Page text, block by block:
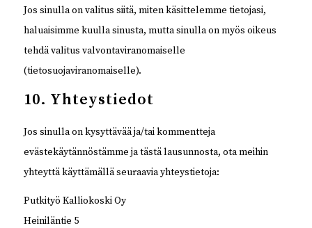
Jos sinulla on valitus siitä, miten käsittelemme tietojasi,
haluaisimme kuulla sinusta, mutta sinulla on myös oikeus
tehdä valitus valvontaviranomaiselle
(tietosuojaviranomaiselle).
10. Yhteystiedot
Jos sinulla on kysyttävää ja/tai kommentteja
evästekäytännöstämme ja tästä lausunnosta, ota meihin
yhteyttä käyttämällä seuraavia yhteystietoja:
Putkityö Kalliokoski Oy
Heiniläntie 5